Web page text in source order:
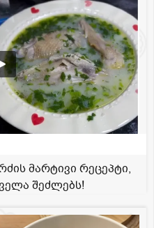
მარტივი რეცეპტი,
შეძლებს!